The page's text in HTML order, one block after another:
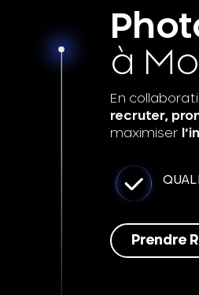
à
En
recruter,
maximiser
Prendre